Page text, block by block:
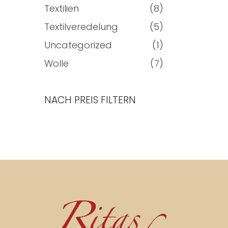
Textilien
(8)
Textilveredelung
(5)
Uncategorized
(1)
Wolle
(7)
NACH PREIS FILTERN